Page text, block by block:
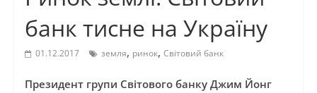
банк тисне на Україну
01.12.2017 земля, ринок, Світовий банк
Президент групи Світового банку Джим Йонг